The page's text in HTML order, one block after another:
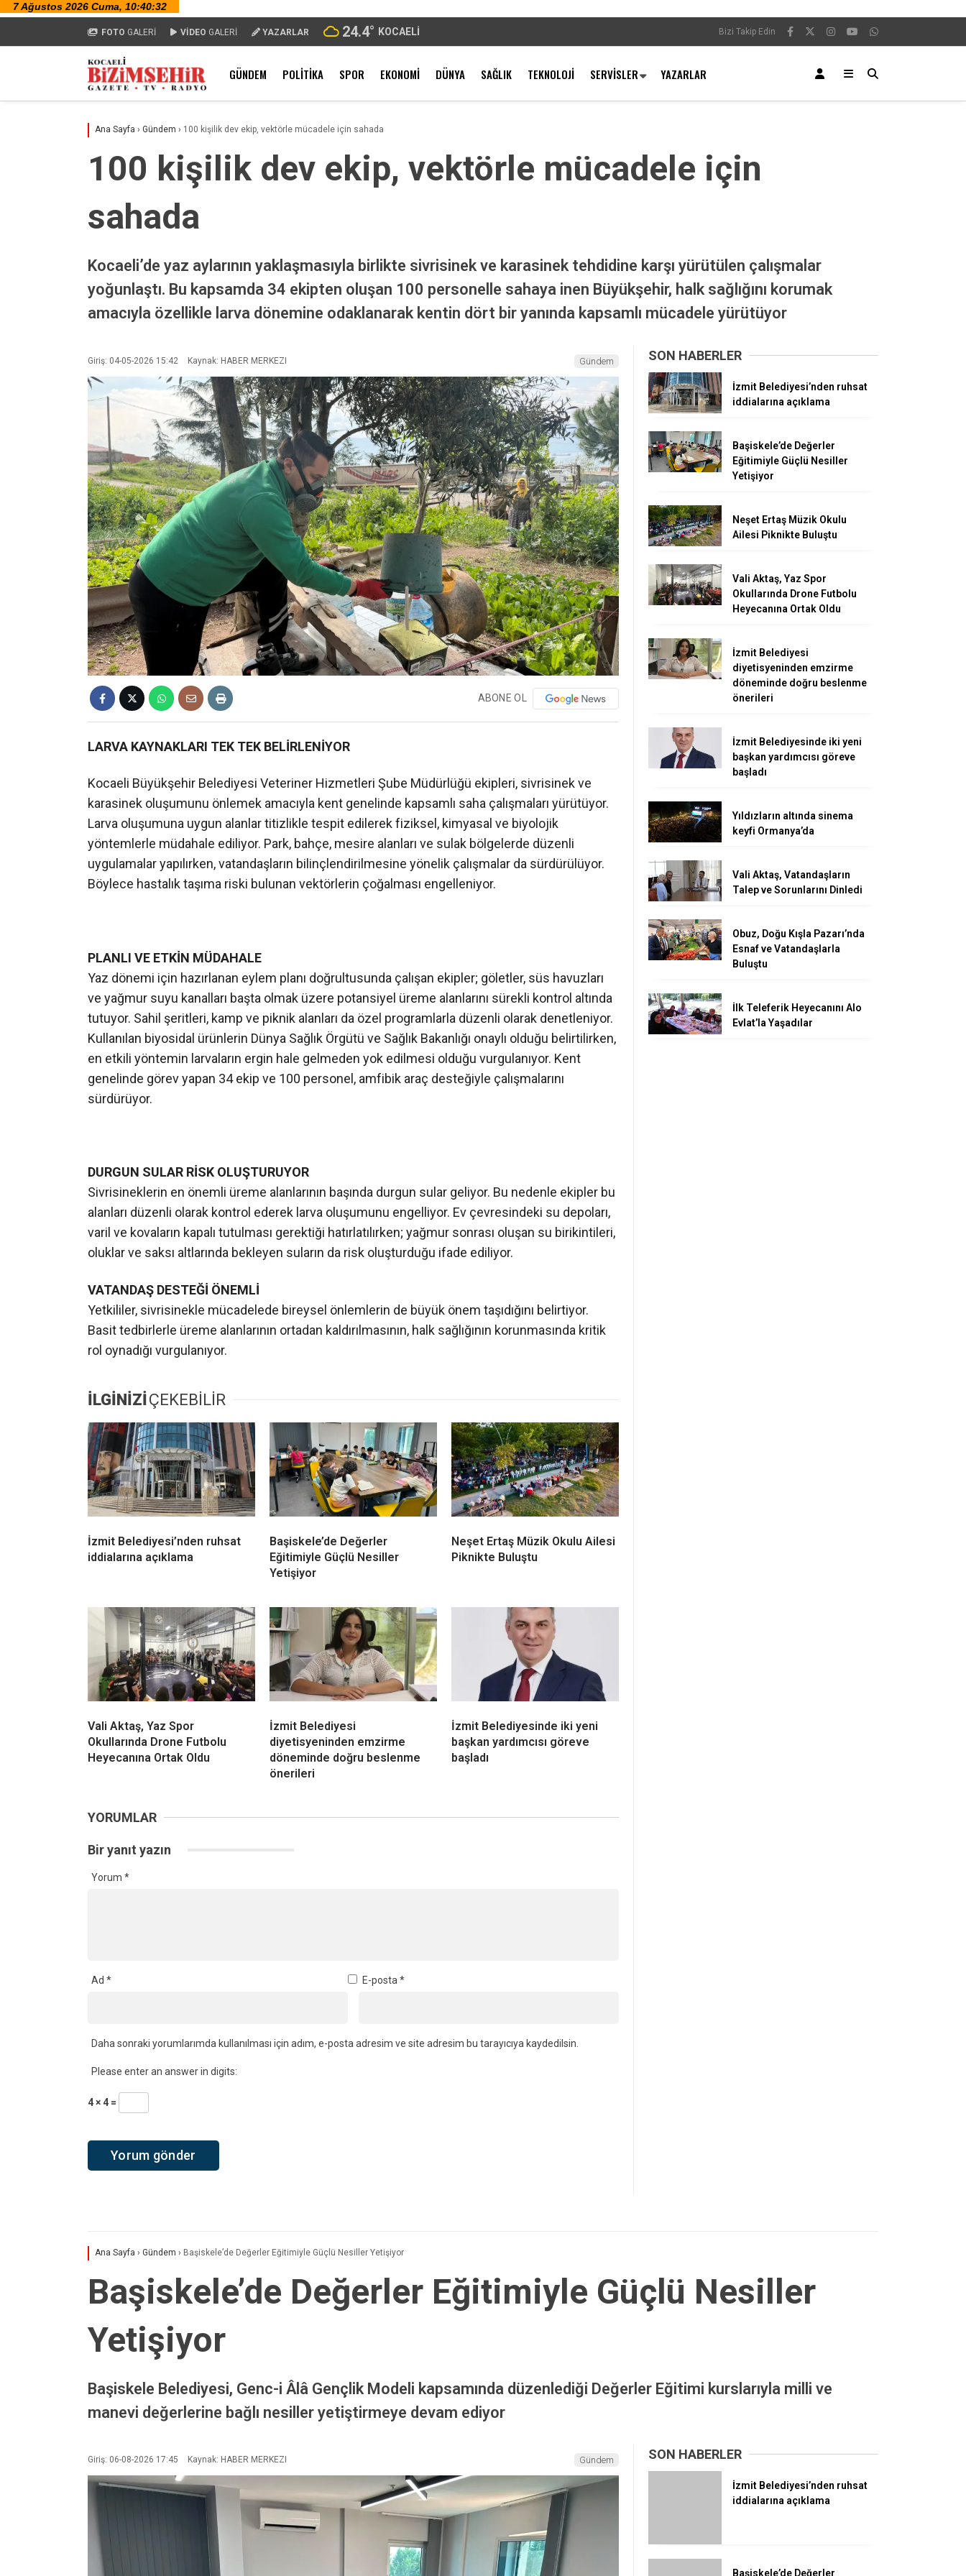
FOTO GALERİ VİDEO GALERİ YAZARLAR 24.4° KOCAELI Bizi Takip Edin
GÜNDEM POLITIKA SPOR EKONOMI DÜNYA SAĞLIK TEKNOLOJI SERVISLER YAZARLAR
Ana Sayfa › Gündem › 100 kişilik dev ekip, vektörle mücadele için sahada
100 kişilik dev ekip, vektörle mücadele için
sahada
Kocaeli’de yaz aylarının yaklaşmasıyla birlikte sivrisinek ve karasinek tehdidine karşı yürütülen çalışmalar
yoğunlaştı. Bu kapsamda 34 ekipten oluşan 100 personelle sahaya inen Büyükşehir, halk sağlığını korumak
amacıyla özellikle larva dönemine odaklanarak kentin dört bir yanında kapsamlı mücadele yürütüyor
Giriş: 04-05-2026 15:42 Kaynak: HABER MERKEZI Gündem
ABONE OL
LARVA KAYNAKLARI TEK TEK BELİRLENİYOR
Kocaeli Büyükşehir Belediyesi Veteriner Hizmetleri Şube Müdürlüğü ekipleri, sivrisinek ve
karasinek oluşumunu önlemek amacıyla kent genelinde kapsamlı saha çalışmaları yürütüyor.
Larva oluşumuna uygun alanlar titizlikle tespit edilerek fiziksel, kimyasal ve biyolojik
yöntemlerle müdahale ediliyor. Park, bahçe, mesire alanları ve sulak bölgelerde düzenli
uygulamalar yapılırken, vatandaşların bilinçlendirilmesine yönelik çalışmalar da sürdürülüyor.
Böylece hastalık taşıma riski bulunan vektörlerin çoğalması engelleniyor.
PLANLI VE ETKİN MÜDAHALE
Yaz dönemi için hazırlanan eylem planı doğrultusunda çalışan ekipler; göletler, süs havuzları
ve yağmur suyu kanalları başta olmak üzere potansiyel üreme alanlarını sürekli kontrol altında
tutuyor. Sahil şeritleri, kamp ve piknik alanları da özel programlarla düzenli olarak denetleniyor.
Kullanılan biyosidal ürünlerin Dünya Sağlık Örgütü ve Sağlık Bakanlığı onaylı olduğu belirtilirken,
en etkili yöntemin larvaların ergin hale gelmeden yok edilmesi olduğu vurgulanıyor. Kent
genelinde görev yapan 34 ekip ve 100 personel, amfibik araç desteğiyle çalışmalarını
sürdürüyor.
DURGUN SULAR RİSK OLUŞTURUYOR
Sivrisineklerin en önemli üreme alanlarının başında durgun sular geliyor. Bu nedenle ekipler bu
alanları düzenli olarak kontrol ederek larva oluşumunu engelliyor. Ev çevresindeki su depoları,
varil ve kovaların kapalı tutulması gerektiği hatırlatılırken; yağmur sonrası oluşan su birikintileri,
oluklar ve saksı altlarında bekleyen suların da risk oluşturduğu ifade ediliyor.
VATANDAŞ DESTEĞİ ÖNEMLİ
Yetkililer, sivrisinekle mücadelede bireysel önlemlerin de büyük önem taşıdığını belirtiyor.
Basit tedbirlerle üreme alanlarının ortadan kaldırılmasının, halk sağlığının korunmasında kritik
rol oynadığı vurgulanıyor.
İLGİNİZİ ÇEKEBİLİR
İzmit Belediyesi’nden ruhsat
iddialarına açıklama
Başiskele’de Değerler
Eğitimiyle Güçlü Nesiller
Yetişiyor
Neşet Ertaş Müzik Okulu Ailesi
Piknikte Buluştu
Vali Aktaş, Yaz Spor
Okullarında Drone Futbolu
Heyecanına Ortak Oldu
İzmit Belediyesi
diyetisyeninden emzirme
döneminde doğru beslenme
önerileri
İzmit Belediyesinde iki yeni
başkan yardımcısı göreve
başladı
YORUMLAR
Bir yanıt yazın
Yorum *
Ad * E-posta *
Daha sonraki yorumlarımda kullanılması için adım, e-posta adresim ve site adresim bu tarayıcıya kaydedilsin.
Please enter an answer in digits:
4 × 4 =
SON HABERLER
İzmit Belediyesi’nden ruhsat
iddialarına açıklama
Başiskele’de Değerler
Eğitimiyle Güçlü Nesiller
Yetişiyor
Neşet Ertaş Müzik Okulu
Ailesi Piknikte Buluştu
Vali Aktaş, Yaz Spor
Okullarında Drone Futbolu
Heyecanına Ortak Oldu
İzmit Belediyesi
diyetisyeninden emzirme
döneminde doğru beslenme
önerileri
İzmit Belediyesinde iki yeni
başkan yardımcısı göreve
başladı
Yıldızların altında sinema
keyfi Ormanya’da
Vali Aktaş, Vatandaşların
Talep ve Sorunlarını Dinledi
Obuz, Doğu Kışla Pazarı’nda
Esnaf ve Vatandaşlarla
Buluştu
İlk Teleferik Heyecanını Alo
Evlat’la Yaşadılar
Ana Sayfa › Gündem › Başiskele’de Değerler Eğitimiyle Güçlü Nesiller Yetişiyor
Başiskele’de Değerler Eğitimiyle Güçlü Nesiller
Yetişiyor
Başiskele Belediyesi, Genc-i Âlâ Gençlik Modeli kapsamında düzenlediği Değerler Eğitimi kurslarıyla milli ve
manevi değerlerine bağlı nesiller yetiştirmeye devam ediyor
Giriş: 06-08-2026 17:45 Kaynak: HABER MERKEZI Gündem SON HABERLER
İzmit Belediyesi’nden ruhsat
iddialarına açıklama